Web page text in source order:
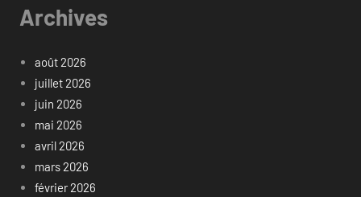
Archives
août 2026
juillet 2026
juin 2026
mai 2026
avril 2026
mars 2026
février 2026